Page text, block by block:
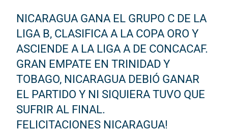
NICARAGUA GANA EL GRUPO C DE LA
LIGA B, CLASIFICA A LA COPA ORO Y
ASCIENDE A LA LIGA A DE CONCACAF.
GRAN EMPATE EN TRINIDAD Y
TOBAGO, NICARAGUA DEBIÓ GANAR
EL PARTIDO Y NI SIQUIERA TUVO QUE
SUFRIR AL FINAL.
FELICITACIONES NICARAGUA!